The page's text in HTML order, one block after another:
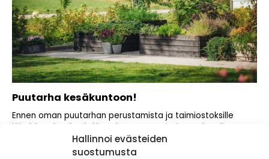
Hallinnoi evästeiden
suostumusta
Puutarha kesäkuntoon!
Ennen oman puutarhan perustamista ja taimiostoksille
lähtöä on hyvä tehdä rauhassa suunnitelma tulevalle
kasvukaudelle!...